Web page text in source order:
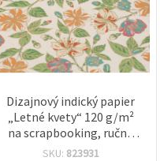
Dizajnový indický papier
„Letné kvety“ 120 g/m²
na scrapbooking, ručné
práce a kreatívne
SKU: 823931